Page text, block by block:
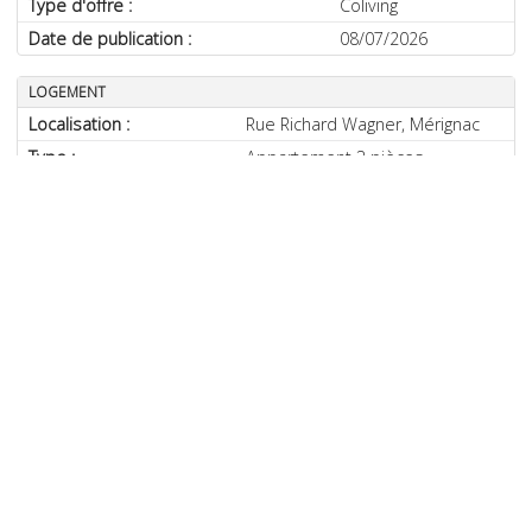
Type d'offre :
Coliving
Date de publication :
08/07/2026
LOGEMENT
Localisation : Rue Richard Wagner, Mérignac
Type :
Appartement 3 pièces